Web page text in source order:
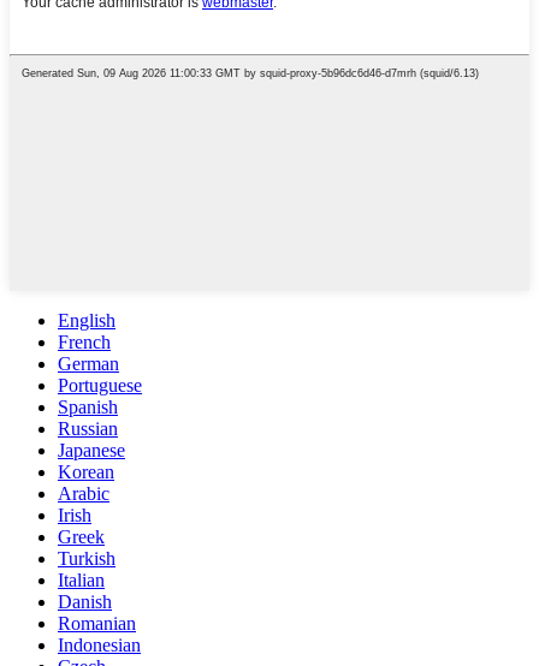
English
French
German
Portuguese
Spanish
Russian
Japanese
Korean
Arabic
Irish
Greek
Turkish
Italian
Danish
Romanian
Indonesian